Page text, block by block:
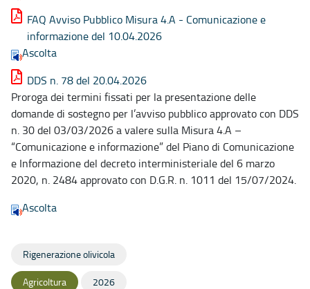
FAQ Avviso Pubblico Misura 4.A - Comunicazione e
informazione del 10.04.2026
Ascolta
DDS n. 78 del 20.04.2026
Proroga dei termini fissati per la presentazione delle
domande di sostegno per l’avviso pubblico approvato con DDS
n. 30 del 03/03/2026 a valere sulla Misura 4.A –
“Comunicazione e informazione” del Piano di Comunicazione
e Informazione del decreto interministeriale del 6 marzo
2020, n. 2484 approvato con D.G.R. n. 1011 del 15/07/2024.
Ascolta
Rigenerazione olivicola
Agricoltura 2026